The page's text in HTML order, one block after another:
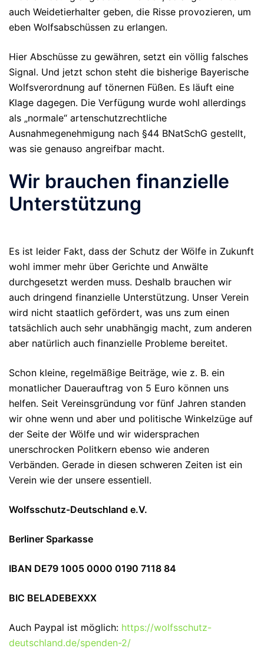
auch Weidetierhalter geben, die Risse provozieren, um
eben Wolfsabschüssen zu erlangen.
Hier Abschüsse zu gewähren, setzt ein völlig falsches
Signal. Und jetzt schon steht die bisherige Bayerische
Wolfsverordnung auf tönernen Füßen. Es läuft eine
Klage dagegen. Die Verfügung wurde wohl allerdings
als „normale“ artenschutzrechtliche
Ausnahmegenehmigung nach §44 BNatSchG gestellt,
was sie genauso angreifbar macht.
Wir brauchen finanzielle
Unterstützung
Es ist leider Fakt, dass der Schutz der Wölfe in Zukunft
wohl immer mehr über Gerichte und Anwälte
durchgesetzt werden muss. Deshalb brauchen wir
auch dringend finanzielle Unterstützung. Unser Verein
wird nicht staatlich gefördert, was uns zum einen
tatsächlich auch sehr unabhängig macht, zum anderen
aber natürlich auch finanzielle Probleme bereitet.
Schon kleine, regelmäßige Beiträge, wie z. B. ein
monatlicher Dauerauftrag von 5 Euro können uns
helfen. Seit Vereinsgründung vor fünf Jahren standen
wir ohne wenn und aber und politische Winkelzüge auf
der Seite der Wölfe und wir widersprachen
unerschrocken Politkern ebenso wie anderen
Verbänden. Gerade in diesen schweren Zeiten ist ein
Verein wie der unsere essentiell.
Wolfsschutz-Deutschland e.V.
Berliner Sparkasse
IBAN DE79 1005 0000 0190 7118 84
BIC BELADEBEXXX
Auch Paypal ist möglich: https://wolfsschutz-
deutschland.de/spenden-2/